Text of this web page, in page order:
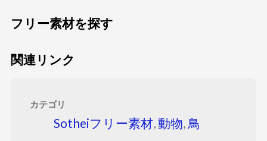
フリー素材を探す
関連リンク
カテゴリ
Sotheiフリー素材,動物, 鳥